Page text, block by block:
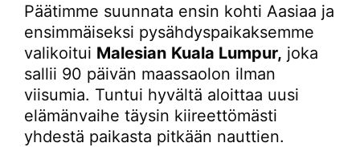
Päätimme suunnata ensin kohti Aasiaa ja
ensimmäiseksi pysähdyspaikaksemme
valikoitui Malesian Kuala Lumpur, joka
sallii 90 päivän maassaolon ilman
viisumia. Tuntui hyvältä aloittaa uusi
elämänvaihe täysin kiireettömästi
yhdestä paikasta pitkään nauttien.